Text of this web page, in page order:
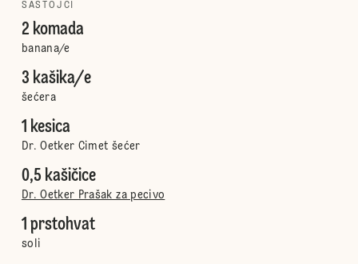
SASTOJCI
2 komada
banana/e
3 kašika/e
šećera
1 kesica
Dr. Oetker Cimet šećer
0,5 kašičice
Dr. Oetker Prašak za pecivo
1 prstohvat
soli